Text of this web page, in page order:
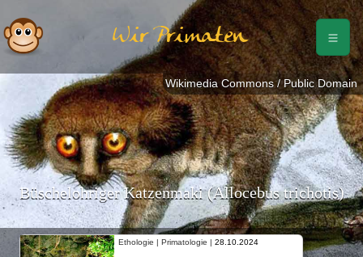
Wir Primaten
Büschelohriger Katzenmaki (Allocebus trichotis)
Ethologie | Primatologie | 28.10.2024
Wikimedia Commons / Public Domain